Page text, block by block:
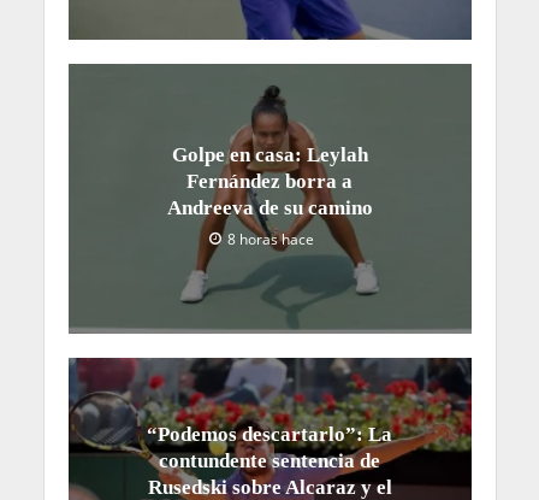
Golpe en casa: Leylah
Fernández borra a
Andreeva de su camino
8 horas hace
“Podemos descartarlo”: La
contundente sentencia de
Rusedski sobre Alcaraz y el